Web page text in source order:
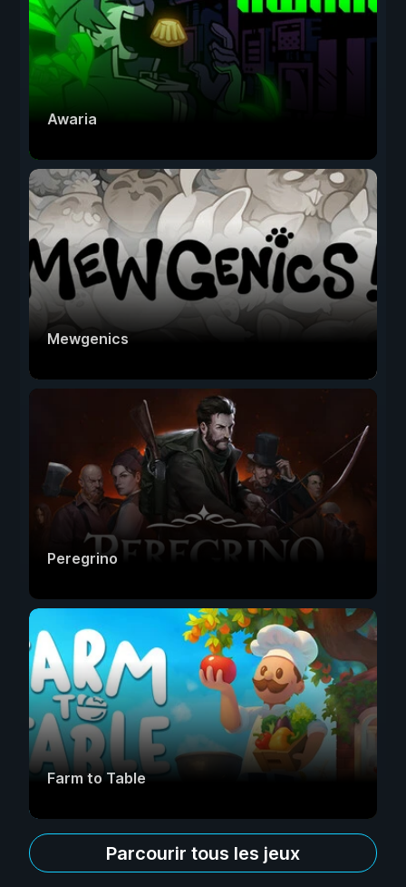
Awaria
Mewgenics
Peregrino
Farm to Table
Parcourir tous les jeux